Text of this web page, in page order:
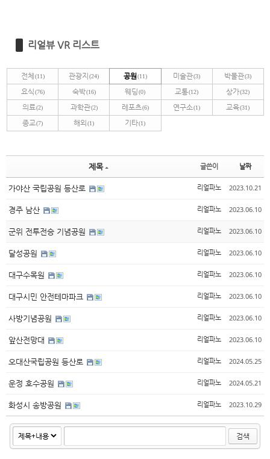
리얼뷰 VR 리스트
전체(11) 관광지 (24) 공원(11) 미술관(3) 박물관(3)
요식(76) 숙박(16) 웨딩 (0) 교통(12) 상가(32)
의료(2) 과학관(2) 레포츠(6) 연구소(1) 교육(31)
종교(7) 해외 (1) 기타(1)
제목 글쓴이 날짜
가야산 국립공원 등산로 리얼파노 2023.10.21
경주 남산 리얼파노 2023.06.10
군위 전투전승 기념공원 리얼파노 2023.06.10
달성공원 리얼파노 2023.06.10
대구수목원 리얼파노 2023.06.10
대구시민 안전테마파크 리얼파노 2023.06.10
사방기념공원 리얼파노 2023.06.10
앞산전망대 리얼파노 2023.06.10
오대산국립공원 등산로 리얼파노 2024.05.25
운정 호수공원 리얼파노 2024.05.21
화성시 송방공원 리얼파노 2023.10.29
검색